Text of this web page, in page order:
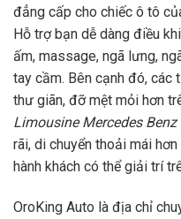
đẳng cấp cho chiếc ô tô
Hỗ trợ bạn dễ dàng điều
ấm, massage, ngã lưng,
tay cầm. Bên cạnh đó, các
thư giãn, đỡ mệt mỏi hơn
Limousine Mercedes
rãi, di chuyển thoải mái
hành khách có thể giải trí
OroKing Auto là địa chỉ